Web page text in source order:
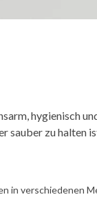
hygienisch
sauber zu halten